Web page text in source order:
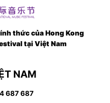
thức của Hong Kong
tại Việt Nam
NAM
687 687